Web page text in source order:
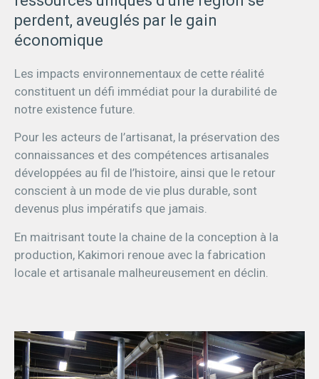
perdent, aveuglés par le gain
économique
Les impacts environnementaux de cette réalité
constituent un défi immédiat pour la durabilité de
notre existence future.
Pour les acteurs de l’artisanat, la préservation des
connaissances et des compétences artisanales
développées au fil de l’histoire, ainsi que le retour
conscient à un mode de vie plus durable, sont
devenus plus impératifs que jamais.
En maitrisant toute la chaine de la conception à la
production, Kakimori renoue avec la fabrication
locale et artisanale malheureusement en déclin.